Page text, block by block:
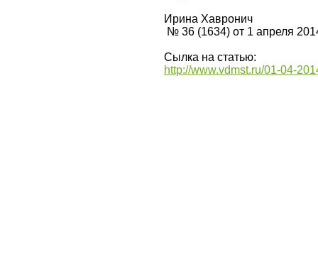
Ирина Хавронич
№ 36 (1634) от 1 апреля
Сылка на статью:
http://www.vdmst.ru/01-04-